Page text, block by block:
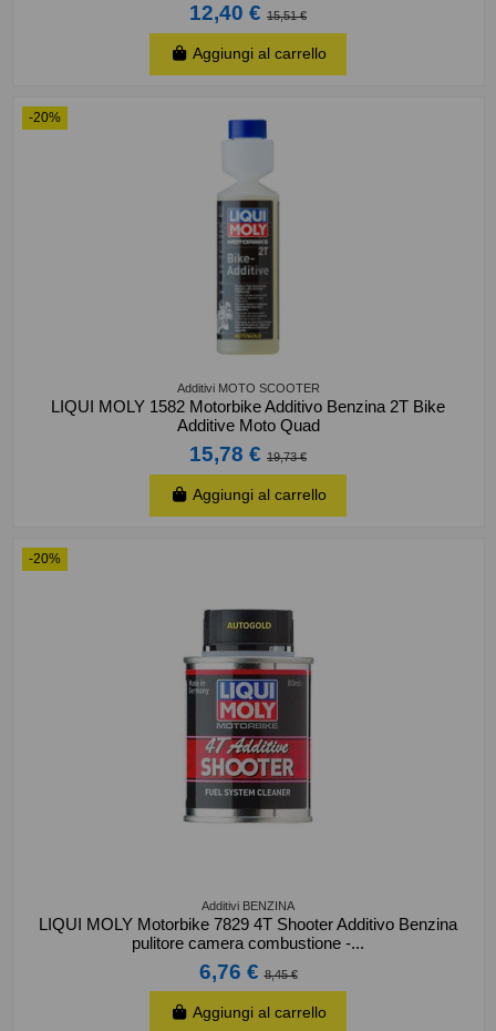
12,40 € 15,51 €
Aggiungi al carrello
-20%
Additivi MOTO SCOOTER
LIQUI MOLY 1582 Motorbike Additivo Benzina 2T Bike
Additive Moto Quad
15,78 € 19,73 €
Aggiungi al carrello
-20%
Additivi BENZINA
LIQUI MOLY Motorbike 7829 4T Shooter Additivo Benzina
pulitore camera combustione -...
6,76 €8,45 €
Aggiungi al carrello